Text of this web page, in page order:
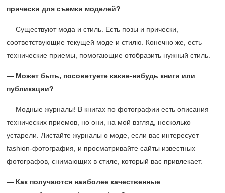
прически для съемки моделей?
— Существуют мода и стиль. Есть позы и прически,
соответствующие текущей моде и стилю. Конечно же, есть
технические приемы, помогающие отобразить нужный стиль.
— Может быть, посоветуете какие-нибудь книги или
публикации?
— Модные журналы! В книгах по фотографии есть описания
технических приемов, но они, на мой взгляд, несколько
устарели. Листайте журналы о моде, если вас интересует
fashion-фотография, и просматривайте сайты известных
фотографов, снимающих в стиле, который вас привлекает.
— Как получаются наиболее качественные